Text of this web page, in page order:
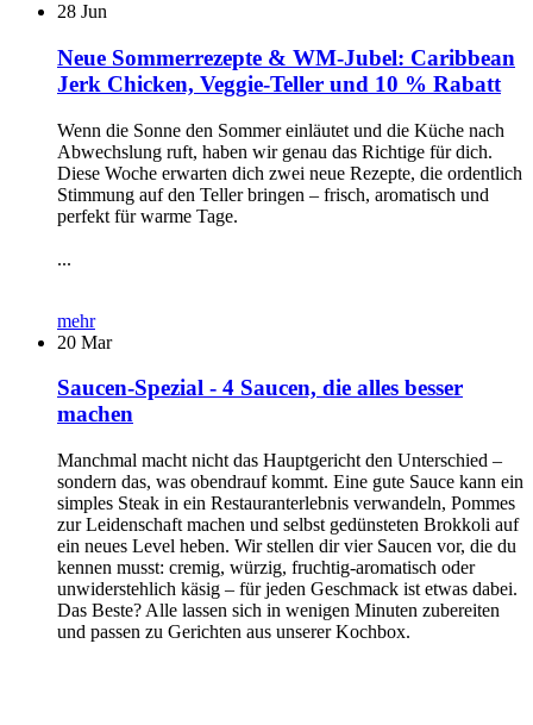
28 Jun
Neue Sommerrezepte & WM-Jubel: Caribbean
Jerk Chicken, Veggie-Teller und 10 % Rabatt
Wenn die Sonne den Sommer einläutet und die Küche nach
Abwechslung ruft, haben wir genau das Richtige für dich.
Diese Woche erwarten dich zwei neue Rezepte, die ordentlich
Stimmung auf den Teller bringen – frisch, aromatisch und
perfekt für warme Tage.
...
mehr
20 Mar
Saucen-Spezial - 4 Saucen, die alles besser
machen
Manchmal macht nicht das Hauptgericht den Unterschied –
sondern das, was obendrauf kommt. Eine gute Sauce kann ein
simples Steak in ein Restauranterlebnis verwandeln, Pommes
zur Leidenschaft machen und selbst gedünsteten Brokkoli auf
ein neues Level heben. Wir stellen dir vier Saucen vor, die du
kennen musst: cremig, würzig, fruchtig-aromatisch oder
unwiderstehlich käsig – für jeden Geschmack ist etwas dabei.
Das Beste? Alle lassen sich in wenigen Minuten zubereiten
und passen zu Gerichten aus unserer Kochbox.